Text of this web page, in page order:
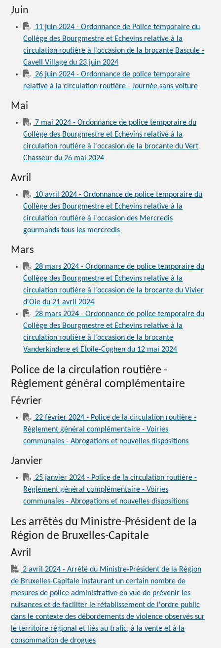
Juin
11 juin 2024 - Ordonnance de Police temporaire du
Collège des Bourgmestre et Echevins relative à la
circulation routière à l'occasion de la brocante Bascule -
Cavell Village du 23 juin 2024
26 juin 2024 - Ordonnance de police temporaire
relative à la circulation routière - Journée sans voiture
Mai
7 mai 2024 - Ordonnance de police temporaire du
Collège des Bourgmestre et Echevins relative à la
circulation routière à l'occasion de la brocante du Vert
Chasseur du 26 mai 2024
Avril
10 avril 2024 - Ordonnance de police temporaire du
Collège des Bourgmestre et Echevins relative à la
circulation routière à l'occasion des Mercredis
gourmands tous les mercredis
Mars
28 mars 2024 - Ordonnance de police temporaire du
Collège des Bourgmestre et Echevins relative à la
circulation routière à l'occasion de la brocante du Vivier
d'Oie du 21 avril 2024
28 mars 2024 - Ordonnance de police temporaire du
Collège des Bourgmestre et Echevins relative à la
circulation routière à l'occasion de la brocante
Vanderkindere et Etoile-Coghen du 12 mai 2024
Police de la circulation routière -
Règlement général complémentaire
Février
22 février 2024 - Police de la circulation routière -
Règlement général complémentaire - Voiries
communales - Abrogations et nouvelles dispositions
Janvier
25 janvier 2024 - Police de la circulation routière -
Règlement général complémentaire - Voiries
communales - Abrogations et nouvelles dispositions
Les arrêtés du Ministre-Président de la
Région de Bruxelles-Capitale
Avril
2 avril 2024 - Arrêté du Ministre-Président de la Région
de Bruxelles-Capitale instaurant un certain nombre de
mesures de police administrative en vue de prévenir les
nuisances et de faciliter le rétablissement de l'ordre public
dans le contexte des débordements de violence observés sur
le territoire régional et liés au trafic, à la vente et à la
consommation de drogues